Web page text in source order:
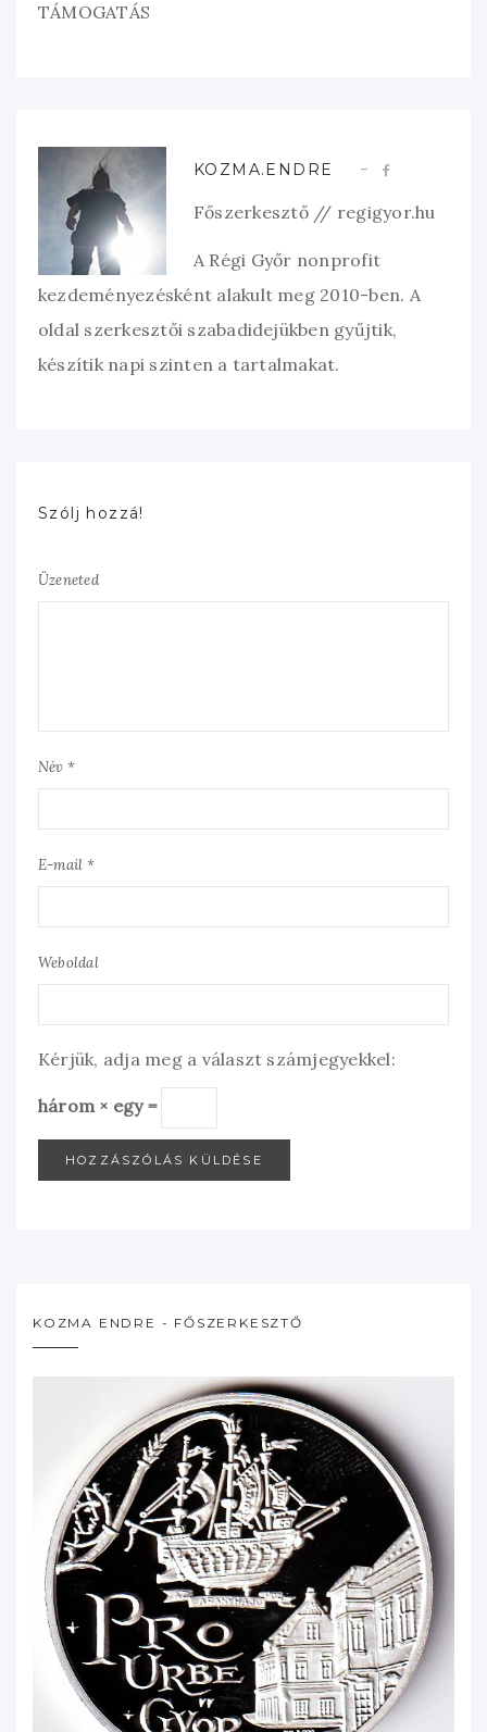
TÁMOGATÁS
KOZMA.ENDRE
Főszerkesztő // regigyor.hu
A Régi Győr nonprofit
kezdeményezésként alakult meg 2010-ben. A
oldal szerkesztői szabadidejükben gyűjtik,
készítik napi szinten a tartalmakat.
Szólj hozzá!
Üzeneted
Név *
E-mail *
Weboldal
Kérjük, adja meg a választ számjegyekkel:
három × egy =
KOZMA ENDRE - FŐSZERKESZTŐ